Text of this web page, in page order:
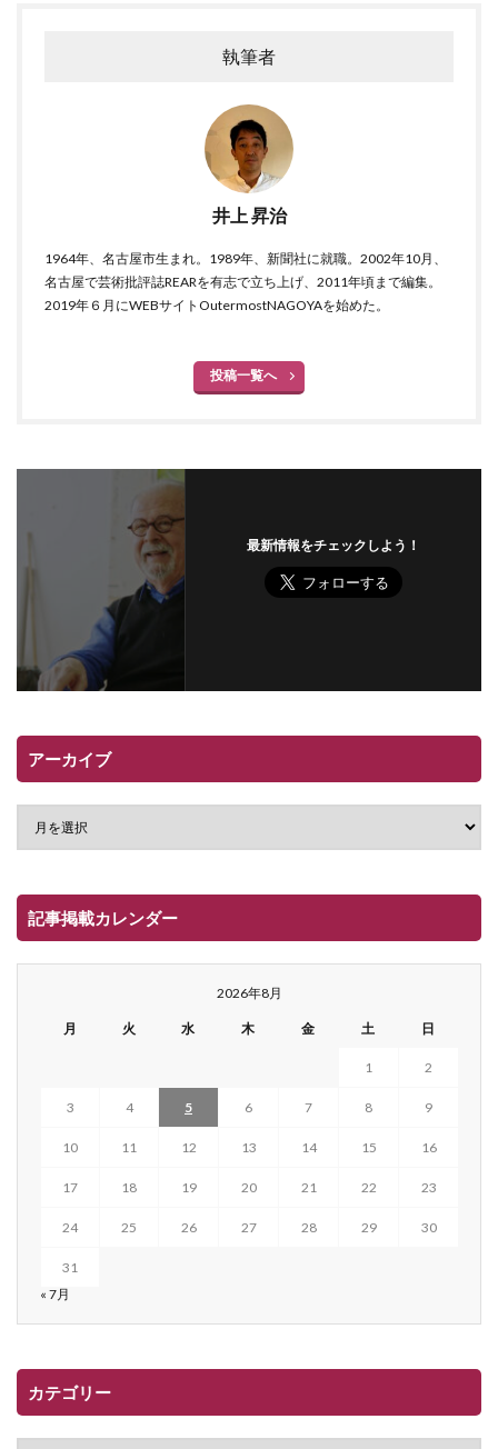
執筆者
井上 昇治
1964年、名古屋市生まれ。1989年、新聞社に就職。2002年10月、
名古屋で芸術批評誌REARを有志で立ち上げ、2011年頃まで編集。
2019年６月にWEBサイトOutermostNAGOYAを始めた。
投稿一覧へ
最新情報をチェックしよう！
アーカイブ
記事掲載カレンダー
2026年8月
月 火 水 木 金 土 日
1 2
3 4 5 6 7 8 9
10 11 12 13 14 15 16
17 18 19 20 21 22 23
24 25 26 27 28 29 30
31
« 7月
カテゴリー